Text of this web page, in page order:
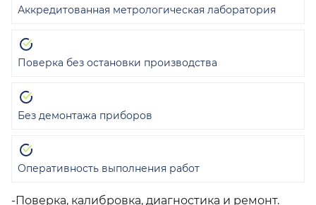
-Поверка, калибровка, диагностика и ремонт.
Аккредитованная метрологическая лаборатория
Поверка без остановки производства
Без демонтажа приборов
Оперативность выполнения работ